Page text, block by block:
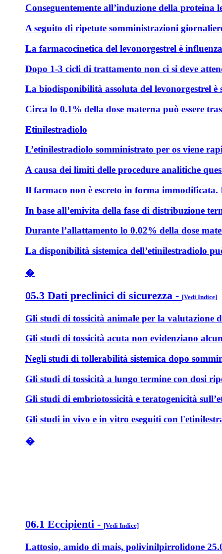
Conseguentemente all’induzione della
A seguito di ripetute somministrazioni
La farmacocinetica del levonorgestrel è
Dopo 1-3 cicli di trattamento non ci si deve
La biodisponibilità assoluta del levonorgestrel
Circa lo 0.1% della dose materna può essere
Etinilestradiolo
L’etinilestradiolo somministrato per os viene
A causa dei limiti delle procedure analitiche
Il farmaco non è escreto in forma
In base all’emivita della fase di distribuzione
Durante l’allattamento lo 0.02% della dose
La disponibilità sistemica dell’etinilestradiolo
�
05.3 Dati preclinici di sicurezza - [Vedi Indice]
Gli studi di tossicità animale per la valutazione
Gli studi di tossicità acuta non evidenziano
Negli studi di tollerabilità sistemica dopo
Gli studi di tossicità a lungo termine con dosi
Gli studi di embriotossicità e teratogenicità
Gli studi in vivo e in vitro eseguiti con
�
06.1 Eccipienti - [Vedi Indice]
Lattosio, amido di mais, polivinilpirrolidone